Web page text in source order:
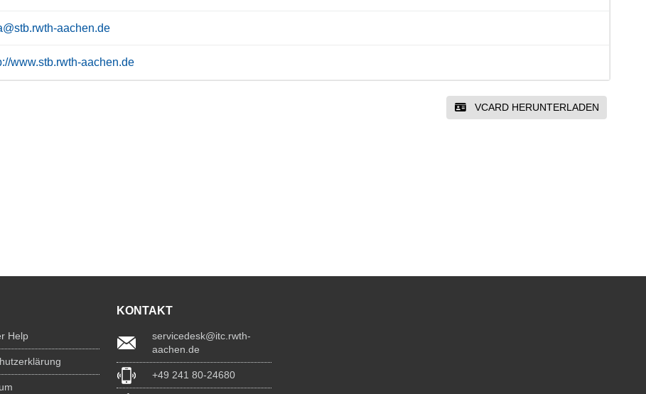
aachen.de
www.stb.rwth-aachen.de
VCARD HERUNTERLADEN
Help
KONTAKT
servicedesk@itc.rwth-
aachen.de
+49 241 80-24680